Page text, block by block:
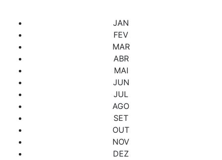
JAN
FEV
MAR
ABR
MAI
JUN
JUL
AGO
SET
OUT
NOV
DEZ